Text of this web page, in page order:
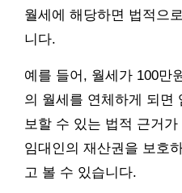
월세에 해당하면 법적으
니다.
예를 들어, 월세가 100만
의 월세를 연체하게 되면
보할 수 있는 법적 근거
임대인의 재산권을 보호
고 볼 수 있습니다.